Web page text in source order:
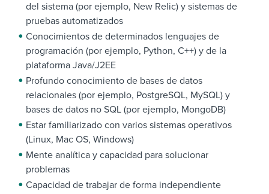
del sistema (por ejemplo, New Relic) y sistemas de
pruebas automatizados
Conocimientos de determinados lenguajes de
programación (por ejemplo, Python, C++) y de la
plataforma Java/J2EE
Profundo conocimiento de bases de datos
relacionales (por ejemplo, PostgreSQL, MySQL) y
bases de datos no SQL (por ejemplo, MongoDB)
Estar familiarizado con varios sistemas operativos
(Linux, Mac OS, Windows)
Mente analítica y capacidad para solucionar
problemas
Capacidad de trabajar de forma independiente